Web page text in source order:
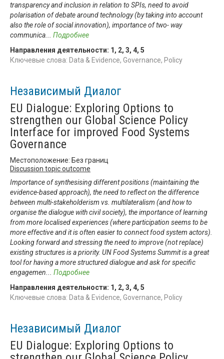
transparency and inclusion in relation to SPIs, need to avoid
polarisation of debate around technology (by taking into account
also the role of social innovation), importance of two- way
communica
Подробнее
Направления деятельности: 1 , 2, 3, 4, 5
Ключевые слова: Data & Evidence, Governance, Policy
Независимый Диалог
EU Dialogue: Exploring Options to
strengthen our Global Science Policy
Interface for improved Food Systems
Governance
Местоположение: Без границ
Discussion topic outcome
Importance of synthesising different positions (maintaining the
evidence-based approach), the need to reflect on the difference
between multi-stakeholderism vs. multilateralism (and how to
organise the dialogue with civil society), the importance of learning
from more localised experiences (where participation seems to be
more effective and it is often easier to connect food system actors).
Looking forward and stressing the need to improve (not replace)
existing structures is a priority. UN Food Systems Summit is a great
tool for having a more structured dialogue and ask for specific
engagemen
Подробнее
Направления деятельности: 1 , 2, 3, 4, 5
Ключевые слова: Data & Evidence, Governance, Policy
Независимый Диалог
EU Dialogue: Exploring Options to